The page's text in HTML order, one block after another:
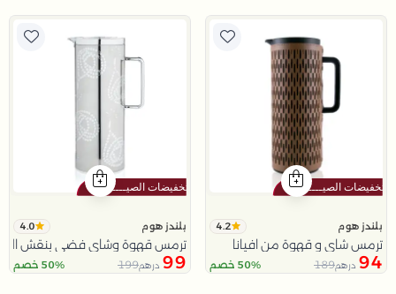
بلندز هوم 4.2
ترمس شاي و قهوة من افيانا
94 درهم189 50% خصم
بلندز هوم 4.0
ترمس قهوة وشاي فضي بنقش
99 درهم199 50% خصم